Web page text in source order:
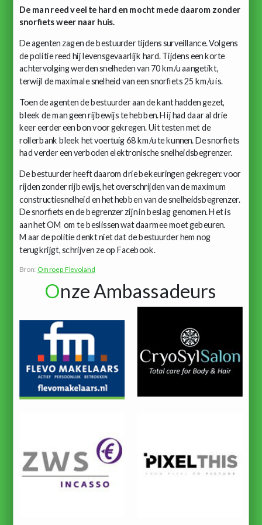
De man reed veel te hard en mocht mede daarom zonder
snorfiets weer naar huis.
De agenten zagen de bestuurder tijdens surveillance. Volgens
de politie reed hij levensgevaarlijk hard. Tijdens een korte
achtervolging werden snelheden van 70 km/u aangetikt,
terwijl de maximale snelheid van een snorfiets 25 km/u is.
Toen de agenten de bestuurder aan de kant hadden gezet,
bleek de man geen rijbewijs te hebben. Hij had daar al drie
keer eerder een bon voor gekregen. Uit testen met de
rollerbank bleek het voertuig 68 km/u te kunnen. De snorfiets
had verder een verboden elektronische snelheidsbegrenzer.
De bestuurder heeft daarom drie bekeuringen gekregen: voor
rijden zonder rijbewijs, het overschrijden van de maximum
constructiesnelheid en het hebben van de snelheidsbegrenzer.
De snorfiets en de begrenzer zijn in beslag genomen. Het is
aan het OM om te beslissen wat daarmee moet gebeuren.
Maar de politie denkt niet dat de bestuurder hem nog
terugkrijgt, schrijven ze op Facebook.
Bron: Omroep Flevoland
Onze Ambassadeurs